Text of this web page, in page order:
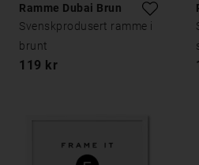
Ramme Dubai Brun
Svenskprodusert ramme i
brunt
119 kr